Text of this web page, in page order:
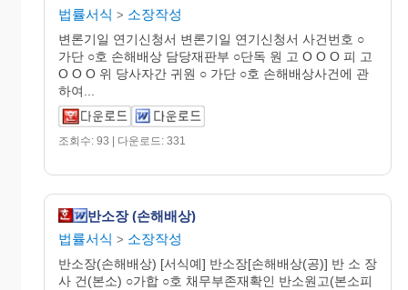
법률서식 > 소장작성
변론기일 연기신청서 변론기일 연기신청서 사건번호 ○
가단 ○호 손해배상 담당재판부 ○단독 원 고 O O O 피 고
O O O 위 당사자간 귀원 ○ 가단 ○호 손해배상사건에 관
하여...
조회수: 93 | 다운로드: 331
반소장 (손해배상)
법률서식 > 소장작성
반소장(손해배상) [서식예] 반소장[손해배상(공)] 반 소 장
사 건(본소) ○가합 ○호 채무부존재확인 반소원고(본소피